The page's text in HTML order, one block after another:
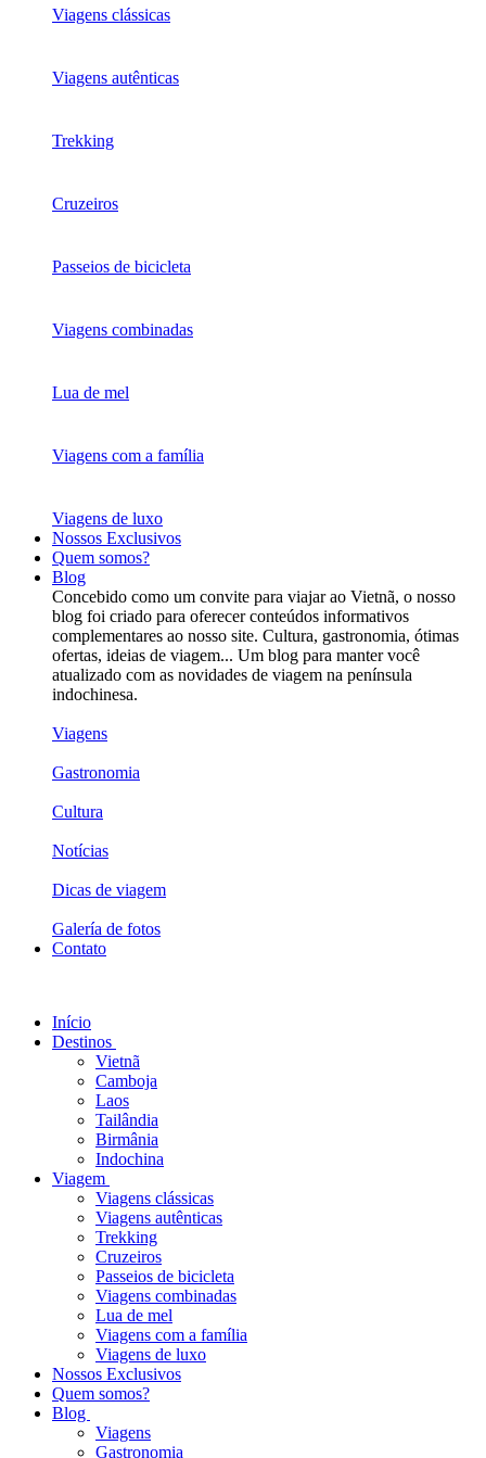
Viagens clássicas
Viagens autênticas
Trekking
Cruzeiros
Passeios de bicicleta
Viagens combinadas
Lua de mel
Viagens com a família
Viagens de luxo
Nossos Exclusivos
Quem somos?
Blog
Concebido como um convite para viajar ao Vietnã, o nosso
blog foi criado para oferecer conteúdos informativos
complementares ao nosso site. Cultura, gastronomia, ótimas
ofertas, ideias de viagem... Um blog para manter você
atualizado com as novidades de viagem na península
indochinesa.
Viagens
Gastronomia
Cultura
Notícias
Dicas de viagem
Galería de fotos
Contato
Início
Destinos
Vietnã
Camboja
Laos
Tailândia
Birmânia
Indochina
Viagem
Viagens clássicas
Viagens autênticas
Trekking
Cruzeiros
Passeios de bicicleta
Viagens combinadas
Lua de mel
Viagens com a família
Viagens de luxo
Nossos Exclusivos
Quem somos?
Blog
Viagens
Gastronomia